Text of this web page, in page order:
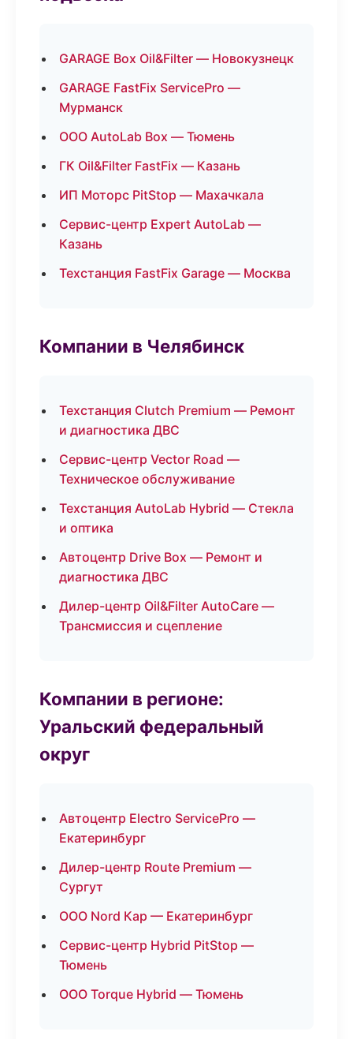
GARAGE Box Oil&Filter — Новокузнецк
GARAGE FastFix ServicePro —
Мурманск
ООО AutoLab Box — Тюмень
ГК Oil&Filter FastFix — Казань
ИП Моторс PitStop — Махачкала
Сервис-центр Expert AutoLab —
Казань
Техстанция FastFix Garage — Москва
Компании в Челябинск
Техстанция Clutch Premium — Ремонт
и диагностика ДВС
Сервис-центр Vector Road —
Техническое обслуживание
Техстанция AutoLab Hybrid — Стекла
и оптика
Автоцентр Drive Box — Ремонт и
диагностика ДВС
Дилер-центр Oil&Filter AutoCare —
Трансмиссия и сцепление
Компании в регионе:
Уральский федеральный
округ
Автоцентр Electro ServicePro —
Екатеринбург
Дилер-центр Route Premium —
Сургут
ООО Nord Кар — Екатеринбург
Сервис-центр Hybrid PitStop —
Тюмень
ООО Torque Hybrid — Тюмень